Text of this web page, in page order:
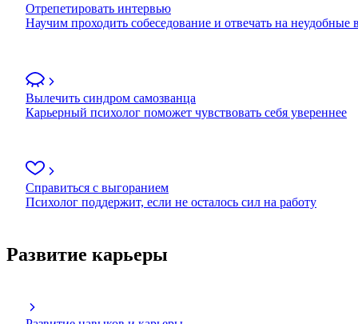
Отрепетировать интервью
Научим проходить собеседование и отвечать на неудобные
Вылечить синдром самозванца
Карьерный психолог поможет чувствовать себя увереннее
Справиться с выгоранием
Психолог поддержит, если не осталось сил на работу
Развитие карьеры